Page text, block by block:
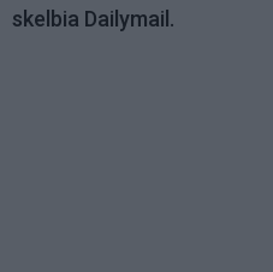
skelbia Dailymail.